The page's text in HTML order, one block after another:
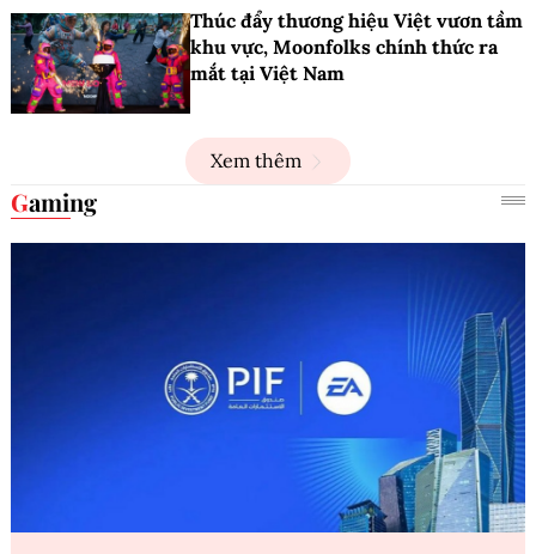
Thúc đẩy thương hiệu Việt vươn tầm
khu vực, Moonfolks chính thức ra
mắt tại Việt Nam
Xem thêm
Gaming